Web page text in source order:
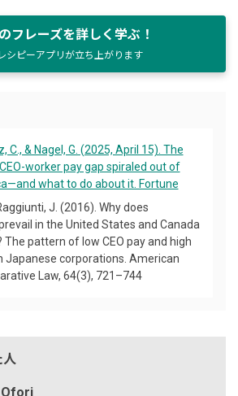
フレーズを詳しく学ぶ！
レシピーアプリが立ち上がります
C., & Nagel, G. (2025, April 15). The
worker pay gap spiraled out of
what to do about it. Fortune
J. (2016). Why does
in the United States and Canada
The pattern of low CEO pay and high
Japanese corporations. American
Law, 64(3), 721–744
人